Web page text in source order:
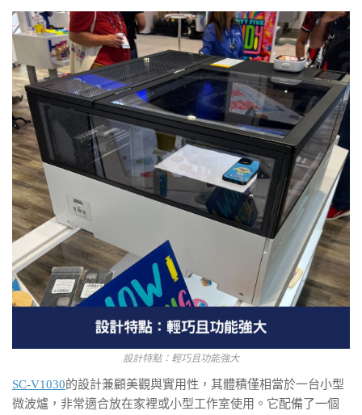
設計特點：輕巧且功能強大
SC-V1030的設計兼顧美觀與實用性，其體積僅相當於一台小型
微波爐，非常適合放在家裡或小型工作室使用。它配備了一個